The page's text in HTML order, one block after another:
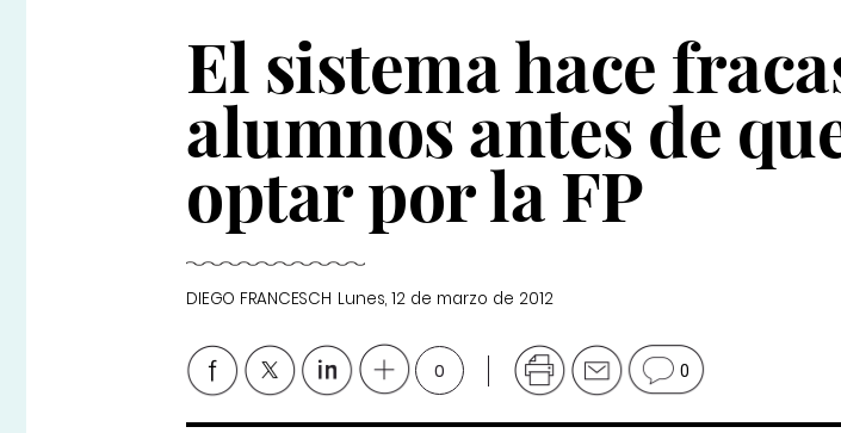
El sistema hace
alumnos antes de
optar por la FP
DIEGO FRANCESCH Lunes, 12 de marzo de 2012
0 0